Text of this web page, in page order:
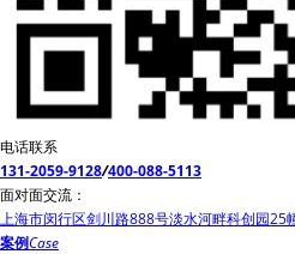
电话联系
131-2059-9128/400-088-5113
面对面交流：
上海市闵行区剑川路888号淡水河畔科创园25
案例Case